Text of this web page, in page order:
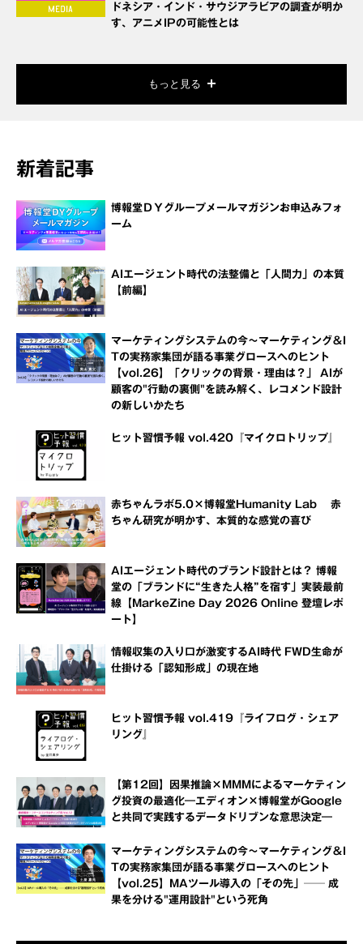
ドネシア・インド・サウジアラビアの調査が明か
す、アニメIPの可能性とは
もっと見る
新着記事
博報堂ＤＹグループメールマガジンお申込みフォ
ーム
AIエージェント時代の法整備と「人間力」の本質
【前編】
マーケティングシステムの今～マーケティング＆I
Tの実務家集団が語る事業グロースへのヒント
【vol.26】「クリックの背景・理由は？」 AIが
顧客の"行動の裏側"を読み解く、レコメンド設計
の新しいかたち
ヒット習慣予報 vol.420『マイクロトリップ』
赤ちゃんラボ5.0×博報堂Humanity Lab 赤
ちゃん研究が明かす、本質的な感覚の喜び
AIエージェント時代のブランド設計とは？ 博報
堂の「ブランドに“生きた人格”を宿す」実装最前
線【MarkeZine Day 2026 Online 登壇レポ
ート】
情報収集の入り口が激変するAI時代 FWD生命が
仕掛ける「認知形成」の現在地
ヒット習慣予報 vol.419『ライフログ・シェア
リング』
【第12回】因果推論×MMMによるマーケティン
グ投資の最適化―エディオン×博報堂がGoogle
と共同で実践するデータドリブンな意思決定―
マーケティングシステムの今～マーケティング＆I
Tの実務家集団が語る事業グロースへのヒント
【vol.25】MAツール導入の「その先」── 成
果を分ける"運用設計"という死角